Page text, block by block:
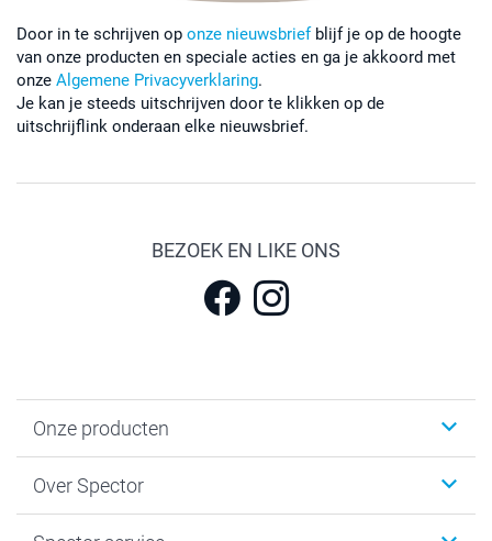
Door in te schrijven op onze nieuwsbriefblijf je op de hoogte
van onze producten en speciale acties en ga je akkoord met
onze Algemene Privacyverklaring.
Je kan je steeds uitschrijven door te klikken op de
uitschrijflink onderaan elke nieuwsbrief.
BEZOEK EN LIKE ONS
Onze producten
Kaartjes
Over Spector